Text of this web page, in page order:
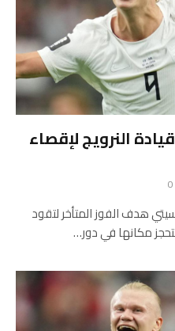
النرويج لإقصاء
0
هدف الفوز المتأخر لتقود